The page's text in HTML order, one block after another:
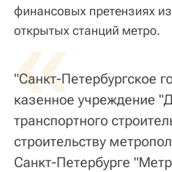
финансовых претензиях
открытых станций метро.
«
"Санкт-Петербургское
казенное учреждение
транспортного
строительству
Санкт-Петербурге